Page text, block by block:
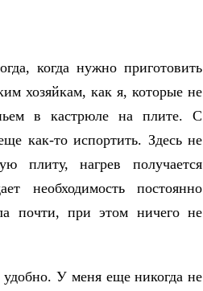
когда нужно приготовить
хозяйкам, как я, которые не
в кастрюле на плите. С
как-то испортить. Здесь не
плиту, нагрев получается
необходимость постоянно
почти, при этом ничего не
удобно. У меня еще никогда не